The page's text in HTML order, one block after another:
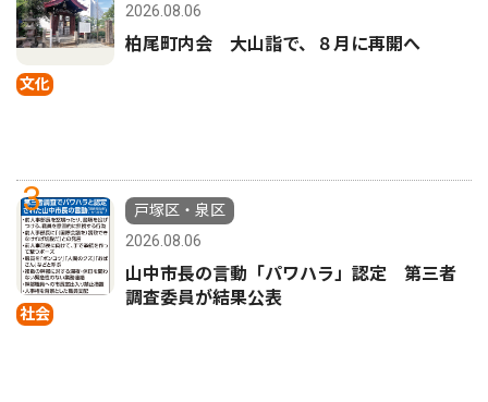
文化
2026.08.06
柏尾町内会 大山詣で、８月に再開へ
3
社会
戸塚区・泉区
2026.08.06
山中市長の言動「パワハラ」認定 第三者
調査委員が結果公表